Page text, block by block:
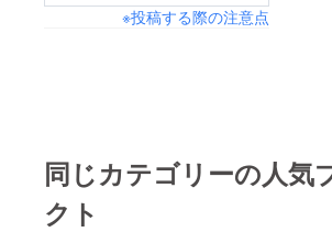
ト終了⇒７月１日支援
（ここまでで７月３・
４日予定）⇒カット・
※投稿する際の注意点
同じカテゴリーの人気
クト